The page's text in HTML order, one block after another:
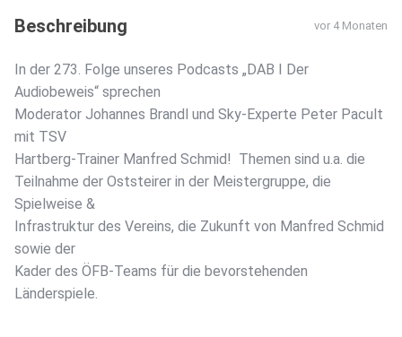
Beschreibung vor 4 Monaten
In der 273. Folge unseres Podcasts „DAB I Der
Audiobeweis“ sprechen
Moderator Johannes Brandl und Sky-Experte Peter Pacult
mit TSV
Hartberg-Trainer Manfred Schmid! Themen sind u.a. die
Teilnahme der Oststeirer in der Meistergruppe, die
Spielweise &
Infrastruktur des Vereins, die Zukunft von Manfred Schmid
sowie der
Kader des ÖFB-Teams für die bevorstehenden
Länderspiele.